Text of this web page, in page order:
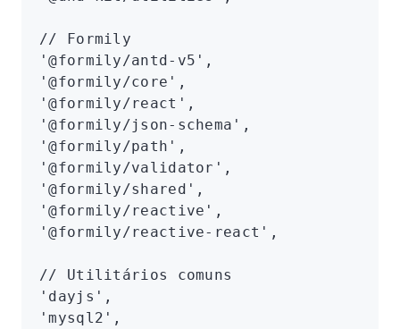
// Formily
'@formily/antd-v5' ,
'@formily/core' ,
'@formily/react' ,
'@formily/json-schema' ,
'@formily/path' ,
'@formily/validator' ,
'@formily/shared' ,
'@formily/reactive' ,
'@formily/reactive-react' ,
// Utilitários comuns
'dayjs' ,
'mysql2' ,